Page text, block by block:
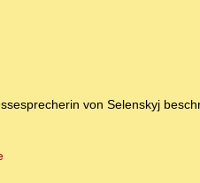
von Selenskyj